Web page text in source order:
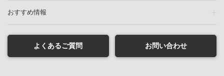
おすすめ情報
よくあるご質問 お問い合わせ